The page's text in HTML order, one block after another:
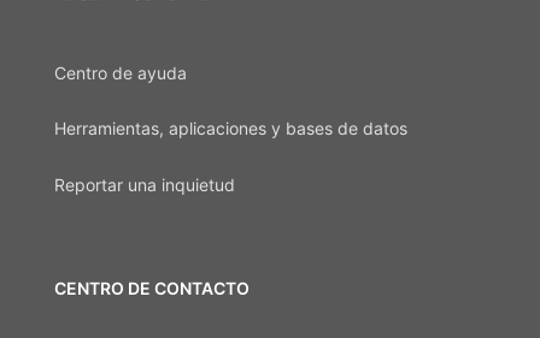
Centro de ayuda
Herramientas, aplicaciones y bases de datos
Reportar una inquietud
CENTRO DE CONTACTO